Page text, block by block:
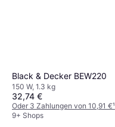
Black & Decker BEW220
150 W, 1.3 kg
32,74 €
Oder 3 Zahlungen von 10,91 €¹
9+ Shops